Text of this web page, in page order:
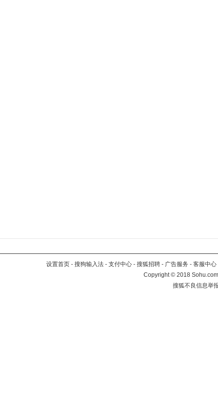
设置首页 - 搜狗输入法 - 支付中心 - 搜狐招聘 - 广告服务 - 客服中心
Copyright©2018
搜狐不良信息举